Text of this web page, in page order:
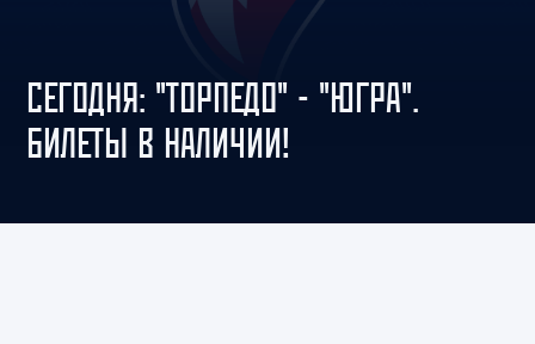
СЕГОДНЯ: "ТОРПЕДО" - "ЮГРА".
БИЛЕТЫ В НАЛИЧИИ!